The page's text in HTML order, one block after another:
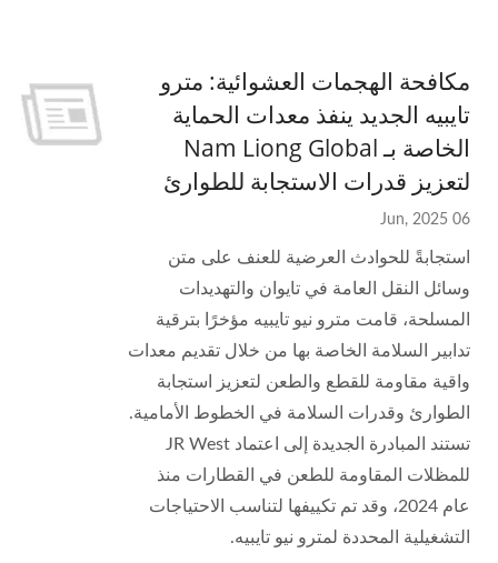
مكافحة الهجمات العشوائية: مترو
تايبيه الجديد ينفذ معدات الحماية
الخاصة بـ Nam Liong Global
لتعزيز قدرات الاستجابة للطوارئ
06 Jun, 2025
استجابةً للحوادث العرضية للعنف على متن
وسائل النقل العامة في تايوان والتهديدات
المسلحة، قامت مترو نيو تايبيه مؤخرًا بترقية
تدابير السلامة الخاصة بها من خلال تقديم معدات
واقية مقاومة للقطع والطعن لتعزيز استجابة
الطوارئ وقدرات السلامة في الخطوط الأمامية.
تستند المبادرة الجديدة إلى اعتماد JR West
للمظلات المقاومة للطعن في القطارات منذ
عام 2024، وقد تم تكييفها لتناسب الاحتياجات
التشغيلية المحددة لمترو نيو تايبيه.